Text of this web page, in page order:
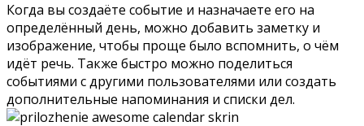
Когда вы создаёте событие и назначаете его на
определённый день, можно добавить заметку и
изображение, чтобы проще было вспомнить, о чём
идёт речь. Также быстро можно поделиться
событиями с другими пользователями или создать
дополнительные напоминания и списки дел.